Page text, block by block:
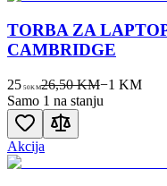
TORBA ZA
CAMBRIDGE
25 50KM26,50 KM−1 KM
Samo 1 na stanju
Akcija